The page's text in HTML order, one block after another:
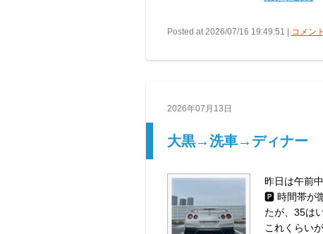
Posted at 2026/07/16 19:49:51 | コメン
2026年07月13日
大黒→洗車→ディナー
昨日は午前
🅿️ 時間帯が
たが、35は
これくらい